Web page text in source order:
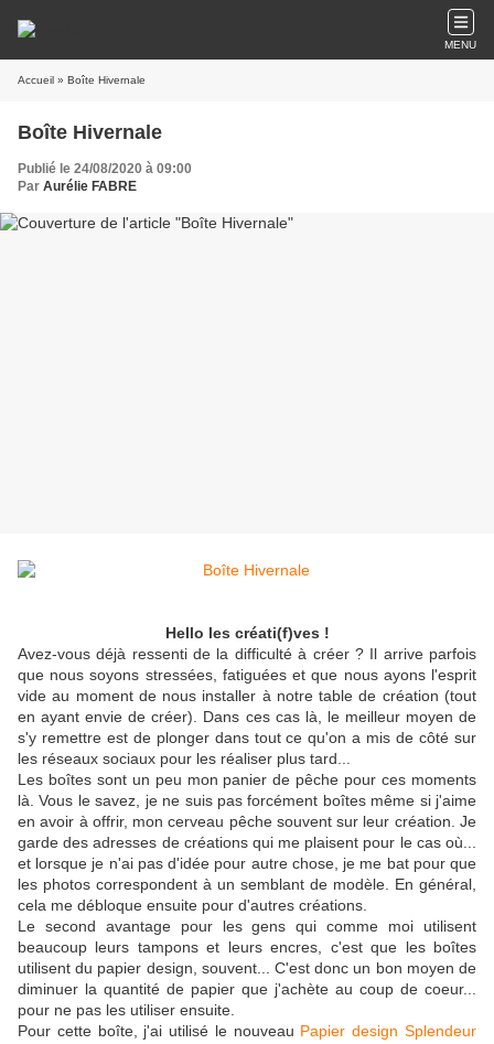
MENU
Accueil » Boîte Hivernale
Boîte Hivernale
Publié le 24/08/2020 à 09:00
Par Aurélie FABRE
Hello les créati(f)ves !
Avez-vous déjà ressenti de la difficulté à créer ? Il arrive parfois
que nous soyons stressées, fatiguées et que nous ayons l'esprit
vide au moment de nous installer à notre table de création (tout
en ayant envie de créer). Dans ces cas là, le meilleur moyen de
s'y remettre est de plonger dans tout ce qu'on a mis de côté sur
les réseaux sociaux pour les réaliser plus tard...
Les boîtes sont un peu mon panier de pêche pour ces moments
là. Vous le savez, je ne suis pas forcément boîtes même si j'aime
en avoir à offrir, mon cerveau pêche souvent sur leur création. Je
garde des adresses de créations qui me plaisent pour le cas où...
et lorsque je n'ai pas d'idée pour autre chose, je me bat pour que
les photos correspondent à un semblant de modèle. En général,
cela me débloque ensuite pour d'autres créations.
Le second avantage pour les gens qui comme moi utilisent
beaucoup leurs tampons et leurs encres, c'est que les boîtes
utilisent du papier design, souvent... C'est donc un bon moyen de
diminuer la quantité de papier que j'achète au coup de coeur...
pour ne pas les utiliser ensuite.
Pour cette boîte, j'ai utilisé le nouveau Papier design Splendeur